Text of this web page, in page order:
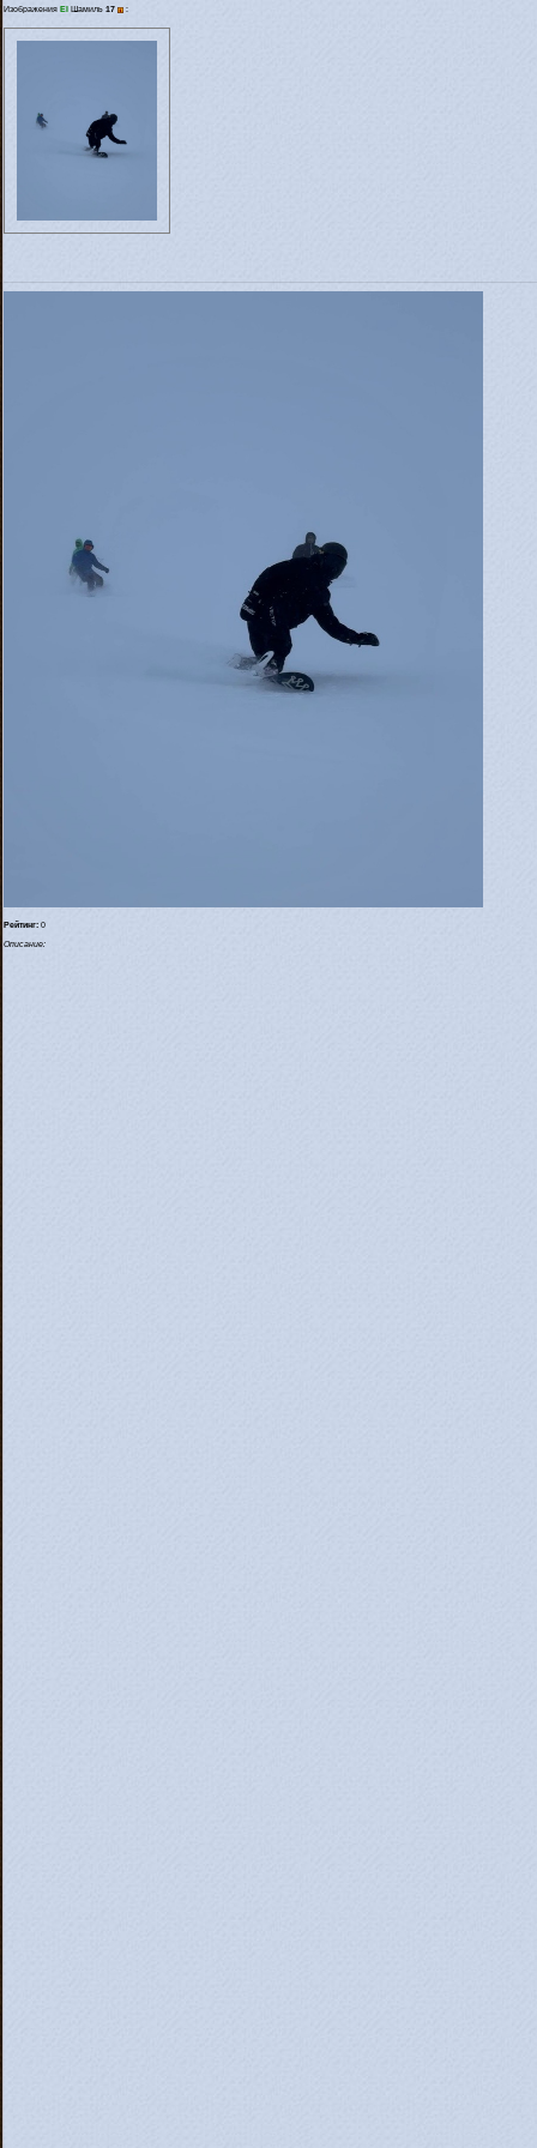
Изображения El Шамиль 17 :
Рейтинг: 0
Описание: